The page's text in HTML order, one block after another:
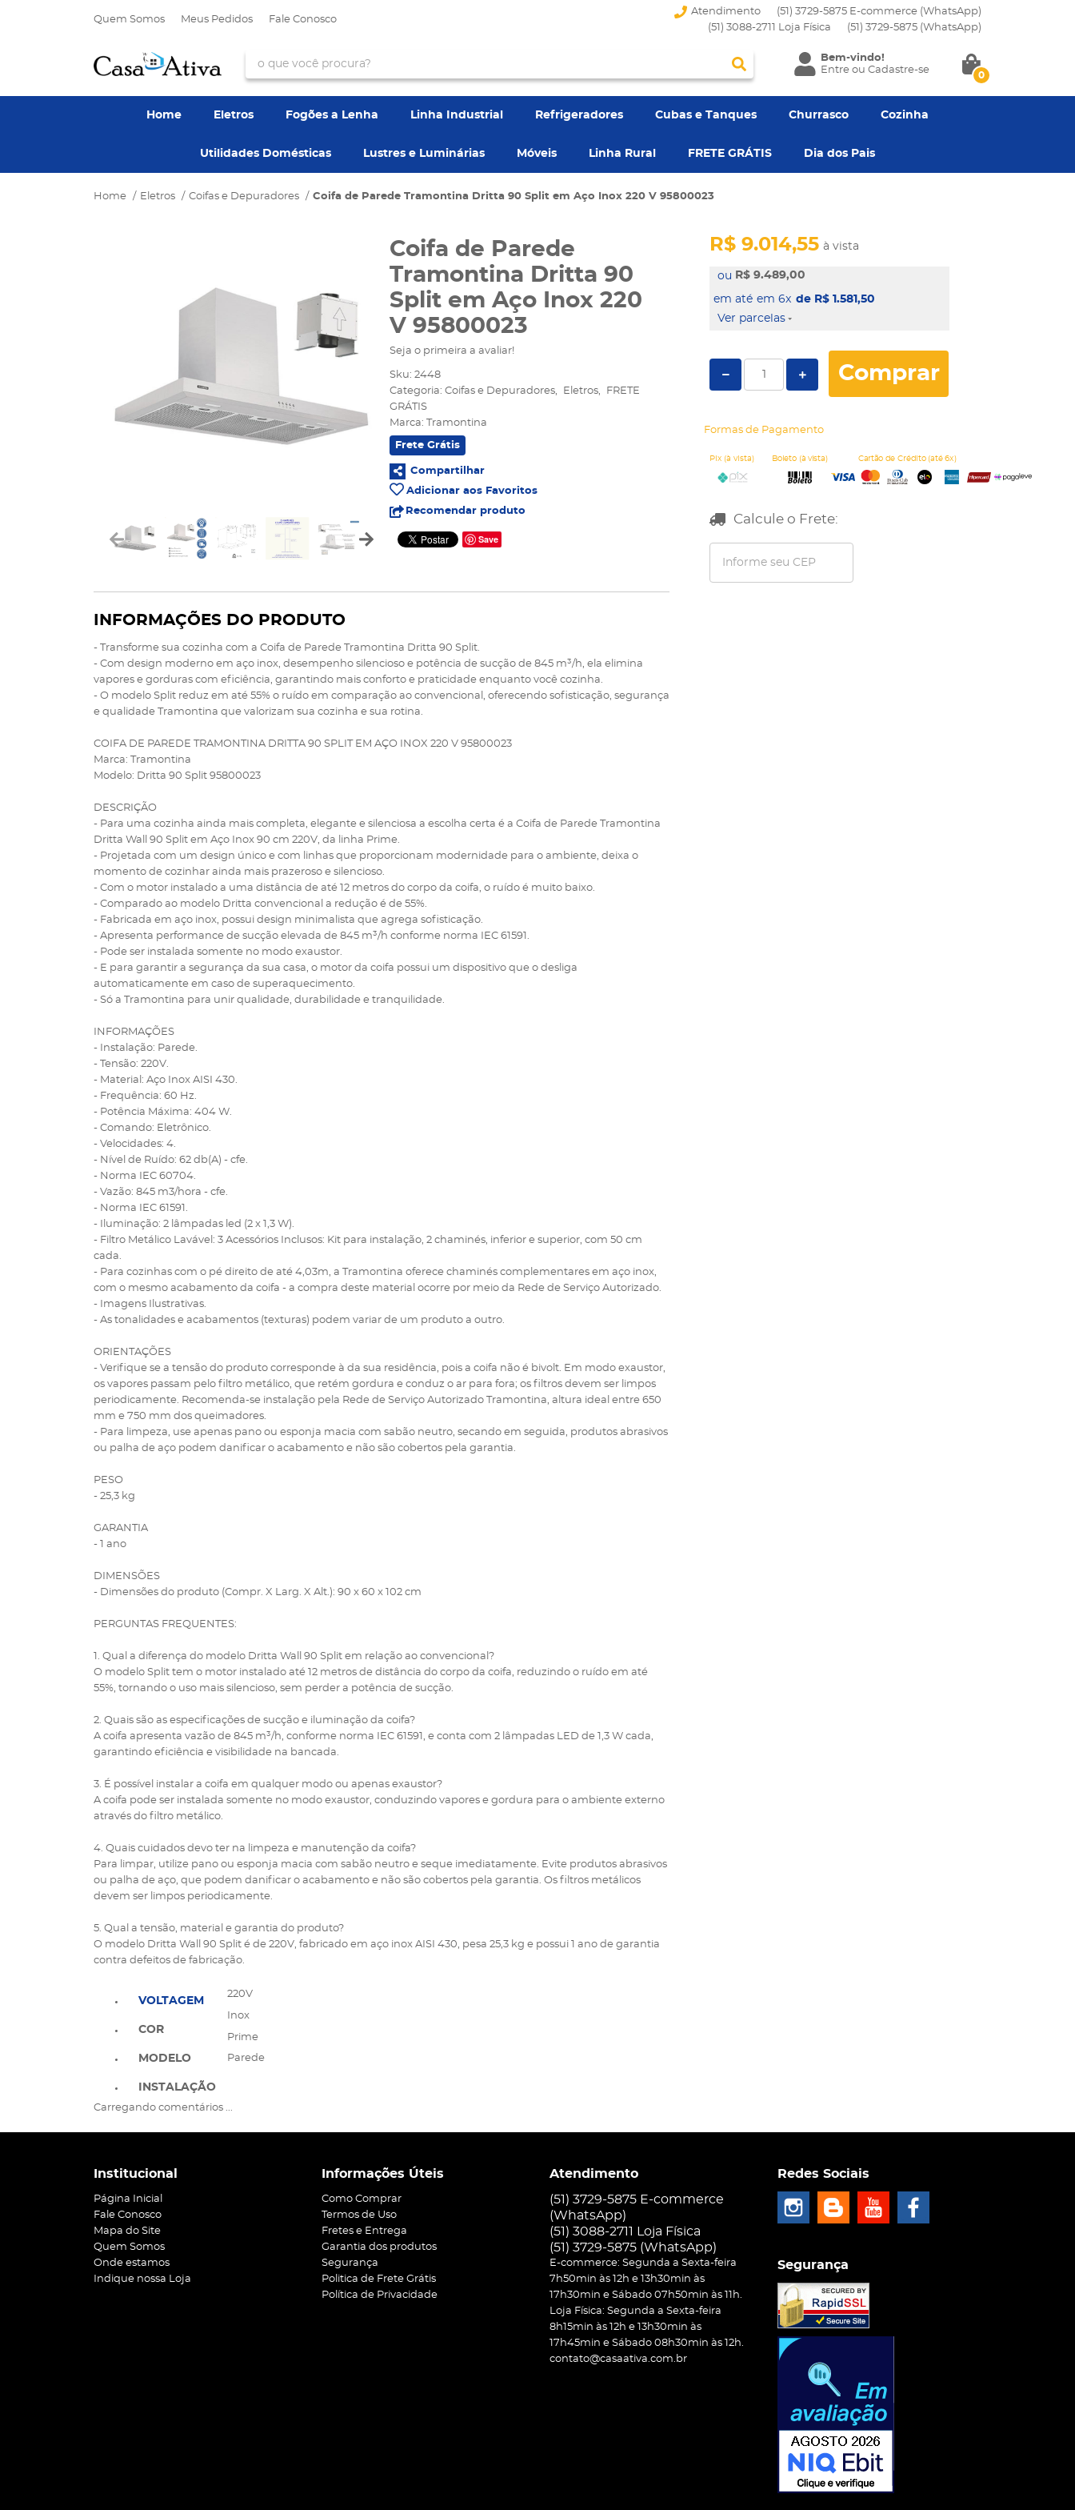
Quem Somos Meus Pedidos Fale Conosco
Atendimento
(51) 3729-5875 E-commerce (WhatsApp)
(51) 3088-2711 Loja Física
(51) 3729-5875 (WhatsApp)
Bem-vindo!
Entreou Cadastre-se 0
Home Eletros Fogões a Lenha Linha Industrial Refrigeradores Cubas e Tanques Churrasco Cozinha
Utilidades Domésticas Lustres e Luminárias Móveis Linha Rural FRETE GRÁTIS Dia dos Pais
Home Eletros Coifas e Depuradores Coifa de Parede Tramontina Dritta 90 Split em Aço Inox 220 V 95800023
Coifa de Parede
Tramontina Dritta 90
Split em Aço Inox 220
V 95800023
Seja o primeira a avaliar!
Sku: 2448
Categoria: Coifas e Depuradores Eletros
FRETE
GRÁTIS
Marca: Tramontina
Frete Grátis
Compartilhar
Adicionar aos Favoritos
Recomendar produto
Save
R$ 9.489,00
R$ 9.014,55 à vista
em 6x de R$ 1.581,50
Ver parcelas
Comprar
Formas de Pagamento
Calcule o Frete:
INFORMAÇÕES DO PRODUTO
- Transforme sua cozinha com a Coifa de Parede Tramontina Dritta 90 Split.
- Com design moderno em aço inox, desempenho silencioso e potência de sucção de 845 m³/h, ela elimina
vapores e gorduras com eficiência, garantindo mais conforto e praticidade enquanto você cozinha.
- O modelo Split reduz em até 55% o ruído em comparação ao convencional, oferecendo sofisticação, segurança
e qualidade Tramontina que valorizam sua cozinha e sua rotina.
COIFA DE PAREDE TRAMONTINA DRITTA 90 SPLIT EM AÇO INOX 220 V 95800023
Marca: Tramontina
Modelo: Dritta 90 Split 95800023
DESCRIÇÃO
- Para uma cozinha ainda mais completa, elegante e silenciosa a escolha certa é a Coifa de Parede Tramontina
Dritta Wall 90 Split em Aço Inox 90 cm 220V, da linha Prime.
- Projetada com um design único e com linhas que proporcionam modernidade para o ambiente, deixa o
momento de cozinhar ainda mais prazeroso e silencioso.
- Com o motor instalado a uma distância de até 12 metros do corpo da coifa, o ruído é muito baixo.
- Comparado ao modelo Dritta convencional a redução é de 55%.
- Fabricada em aço inox, possui design minimalista que agrega sofisticação.
- Apresenta performance de sucção elevada de 845 m³/h conforme norma IEC 61591.
- Pode ser instalada somente no modo exaustor.
- E para garantir a segurança da sua casa, o motor da coifa possui um dispositivo que o desliga
automaticamente em caso de superaquecimento.
- Só a Tramontina para unir qualidade, durabilidade e tranquilidade.
INFORMAÇÕES
- Instalação: Parede.
- Tensão: 220V.
- Material: Aço Inox AISI 430.
- Frequência: 60 Hz.
- Potência Máxima: 404 W.
- Comando: Eletrônico.
- Velocidades: 4.
- Nível de Ruído: 62 db(A) - cfe.
- Norma IEC 60704.
- Vazão: 845 m3/hora - cfe.
- Norma IEC 61591.
- Iluminação: 2 lâmpadas led (2 x 1,3 W).
- Filtro Metálico Lavável: 3 Acessórios Inclusos: Kit para instalação, 2 chaminés, inferior e superior, com 50 cm
cada.
- Para cozinhas com o pé direito de até 4,03m, a Tramontina oferece chaminés complementares em aço inox,
com o mesmo acabamento da coifa - a compra deste material ocorre por meio da Rede de Serviço Autorizado.
- Imagens Ilustrativas.
- As tonalidades e acabamentos (texturas) podem variar de um produto a outro.
ORIENTAÇÕES
- Verifique se a tensão do produto corresponde à da sua residência, pois a coifa não é bivolt. Em modo exaustor,
os vapores passam pelo filtro metálico, que retém gordura e conduz o ar para fora; os filtros devem ser limpos
periodicamente. Recomenda-se instalação pela Rede de Serviço Autorizado Tramontina, altura ideal entre 650
mm e 750 mm dos queimadores.
- Para limpeza, use apenas pano ou esponja macia com sabão neutro, secando em seguida, produtos abrasivos
ou palha de aço podem danificar o acabamento e não são cobertos pela garantia.
PESO
- 25,3 kg
GARANTIA
- 1 ano
DIMENSÕES
- Dimensões do produto (Compr. X Larg. X Alt.): 90 x 60 x 102 cm
PERGUNTAS FREQUENTES:
1. Qual a diferença do modelo Dritta Wall 90 Split em relação ao convencional?
O modelo Split tem o motor instalado até 12 metros de distância do corpo da coifa, reduzindo o ruído em até
55%, tornando o uso mais silencioso, sem perder a potência de sucção.
2. Quais são as especificações de sucção e iluminação da coifa?
A coifa apresenta vazão de 845 m³/h, conforme norma IEC 61591, e conta com 2 lâmpadas LED de 1,3 W cada,
garantindo eficiência e visibilidade na bancada.
3. É possível instalar a coifa em qualquer modo ou apenas exaustor?
A coifa pode ser instalada somente no modo exaustor, conduzindo vapores e gordura para o ambiente externo
através do filtro metálico.
4. Quais cuidados devo ter na limpeza e manutenção da coifa?
Para limpar, utilize pano ou esponja macia com sabão neutro e seque imediatamente. Evite produtos abrasivos
ou palha de aço, que podem danificar o acabamento e não são cobertos pela garantia. Os filtros metálicos
devem ser limpos periodicamente.
5. Qual a tensão, material e garantia do produto?
O modelo Dritta Wall 90 Split é de 220V, fabricado em aço inox AISI 430, pesa 25,3 kg e possui 1 ano de garantia
contra defeitos de fabricação.
VOLTAGEM
COR
MODELO
INSTALAÇÃO
220V
Inox
Prime
Parede
Carregando comentários ...
Institucional
Página Inicial
Fale Conosco
Mapa do Site
Quem Somos
Onde estamos
Indique nossa Loja
Informações Úteis
Como Comprar
Termos de Uso
Fretes e Entrega
Garantia dos produtos
Segurança
Politica de Frete Grátis
Política de Privacidade
Atendimento
(51) 3729-5875 E-commerce
(WhatsApp)
(51) 3088-2711 Loja Física
(51) 3729-5875 (WhatsApp)
E-commerce: Segunda a Sexta-feira
7h50min às 12h e 13h30min às
17h30min e Sábado 07h50min às 11h.
Loja Física: Segunda a Sexta-feira
8h15min às 12h e 13h30min às
17h45min e Sábado 08h30min às 12h.
contato@casaativa.com.br
Redes Sociais
Segurança